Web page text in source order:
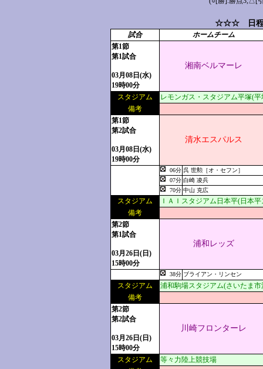
☆☆☆ 日程
試合
ホームチーム
第1節
第1試合
03月08日(水)
19時00分
湘南ベルマーレ
スタジアム
レモンガス・スタジアム平塚(平
備考
第1節
第2試合
03月08日(水)
19時00分
清水エスパルス
06分 呉 世勲［オ・セフン］
07分 白崎 凌兵
70分 中山 克広
スタジアム
ＩＡＩスタジアム日本平(日本
備考
第2節
第1試合
03月26日(日)
15時00分
浦和レッズ
38分 ブライアン・リンセン
スタジアム
浦和駒場スタジアム(さいたま
備考
第2節
第2試合
03月26日(日)
15時00分
川崎フロンターレ
スタジアム
等々力陸上競技場